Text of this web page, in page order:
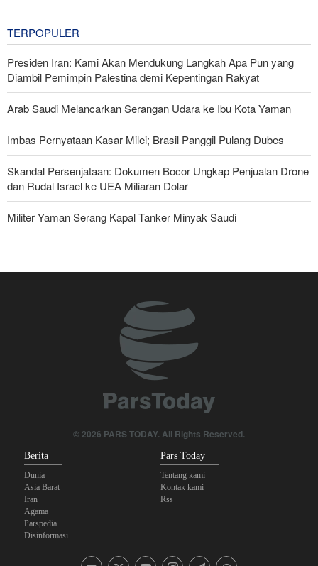
TERPOPULER
Presiden Iran: Kami Akan Mendukung Langkah Apa Pun yang
Diambil Pemimpin Palestina demi Kepentingan Rakyat
Arab Saudi Melancarkan Serangan Udara ke Ibu Kota Yaman
Imbas Pernyataan Kasar Milei; Brasil Panggil Pulang Dubes
Skandal Persenjataan: Dokumen Bocor Ungkap Penjualan Drone
dan Rudal Israel ke UEA Miliaran Dolar
Militer Yaman Serang Kapal Tanker Minyak Saudi
Impor Mana Pun di Kawasan
Irak: Jumlah Peziarah yang Masuk sejak Awal Muharam Capai
Pangkalan Terorisnya!
Ledakan yang Mengguncang UEA; Di Mana Jebel Ali dan
© 2026 PARS TODAY. All Rights Reserved.
Berita
Dunia
Asia Barat
Iran
Agama
Parspedia
Disinformasi
Pars Today
Tentang kami
Kontak kami
Rss